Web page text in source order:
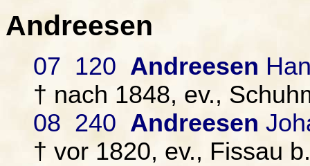
Andreesen
07 120 Andreesen
† nach 1848, ev.,
08 240 Andreesen
† vor 1820, ev., Fissau